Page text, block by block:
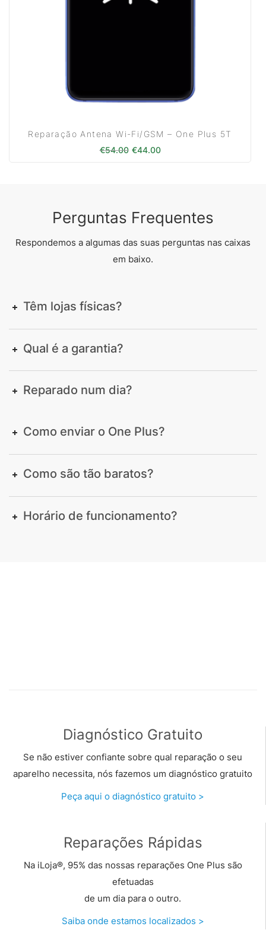
Reparação Antena Wi-Fi/GSM – One Plus 5T
€54.00 O preço original era: €54.00.
€44.00O preço atual é:
Perguntas Frequentes
Respondemos a algumas das suas perguntas nas caixas
em baixo.
Têm lojas físicas?
Qual é a garantia?
Reparado num dia?
Como enviar o One Plus?
Como são tão baratos?
Horário de funcionamento?
Diagnóstico Gratuito
Se não estiver confiante sobre qual reparação o seu
aparelho necessita, nós fazemos um diagnóstico gratuito
Peça aqui o diagnóstico gratuito >
Reparações Rápidas
Na iLoja®, 95% das nossas reparações One Plus são
efetuadas
de um dia para o outro.
Saiba onde estamos localizados >